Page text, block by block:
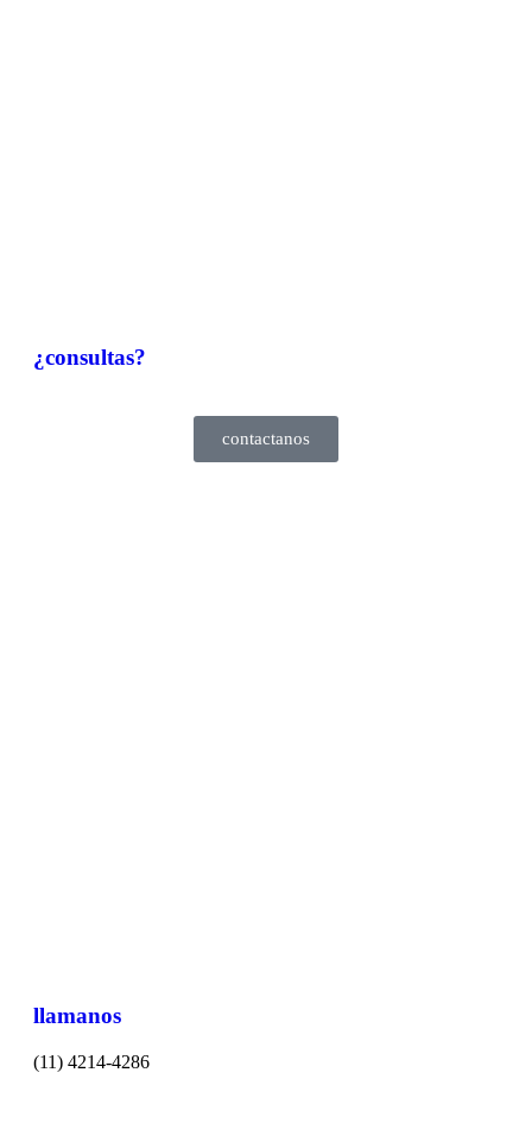
¿consultas?
contactanos
llamanos
(11) 4214-4286